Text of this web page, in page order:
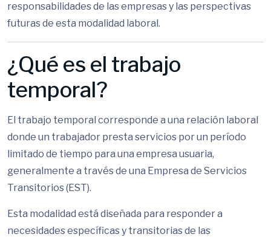
responsabilidades de las empresas y las perspectivas
futuras de esta modalidad laboral.
¿Qué es el trabajo
temporal?
El trabajo temporal corresponde a una relación laboral
donde un trabajador presta servicios por un período
limitado de tiempo para una empresa usuaria,
generalmente a través de una Empresa de Servicios
Transitorios (EST).
Esta modalidad está diseñada para responder a
necesidades específicas y transitorias de las